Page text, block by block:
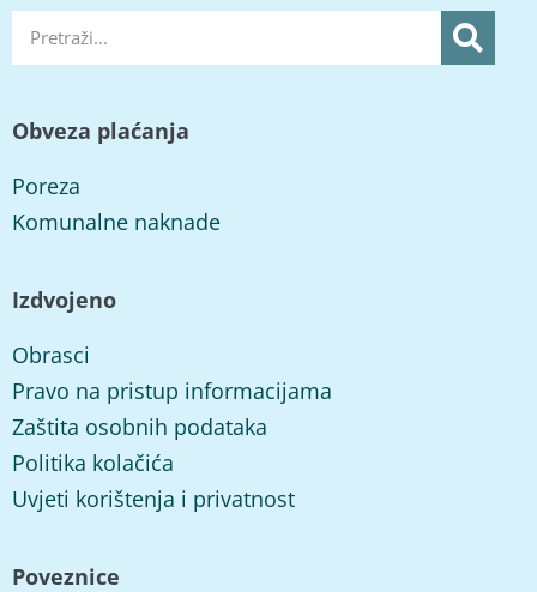
Obveza plaćanja
Poreza
Komunalne naknade
Izdvojeno
Obrasci
Pravo na pristup informacijama
Zaštita osobnih podataka
Politika kolačića
Uvjeti korištenja i privatnost
Poveznice